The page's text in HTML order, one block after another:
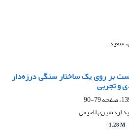
سعید
بر روی یک ساختار سنگی درزه‌دار
و تجربی
79-90
اردشیری لاجیمی
1.28 M